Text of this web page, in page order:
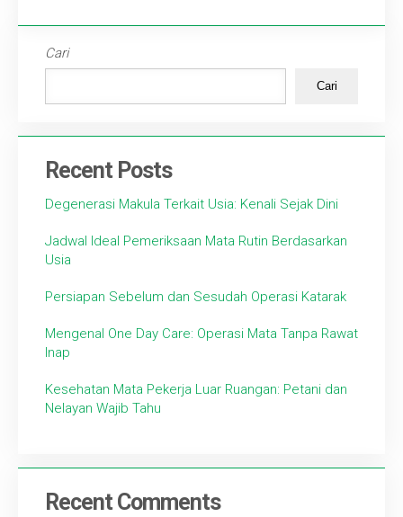
Cari
Cari
Recent Posts
Degenerasi Makula Terkait Usia: Kenali Sejak Dini
Jadwal Ideal Pemeriksaan Mata Rutin Berdasarkan
Usia
Persiapan Sebelum dan Sesudah Operasi Katarak
Mengenal One Day Care: Operasi Mata Tanpa Rawat
Inap
Kesehatan Mata Pekerja Luar Ruangan: Petani dan
Nelayan Wajib Tahu
Recent Comments